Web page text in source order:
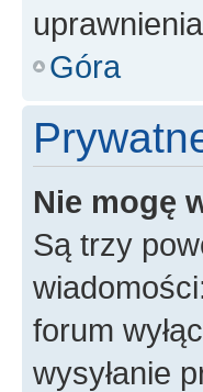
Góra
Nie mogę
Są trzy
forum
wysyłanie